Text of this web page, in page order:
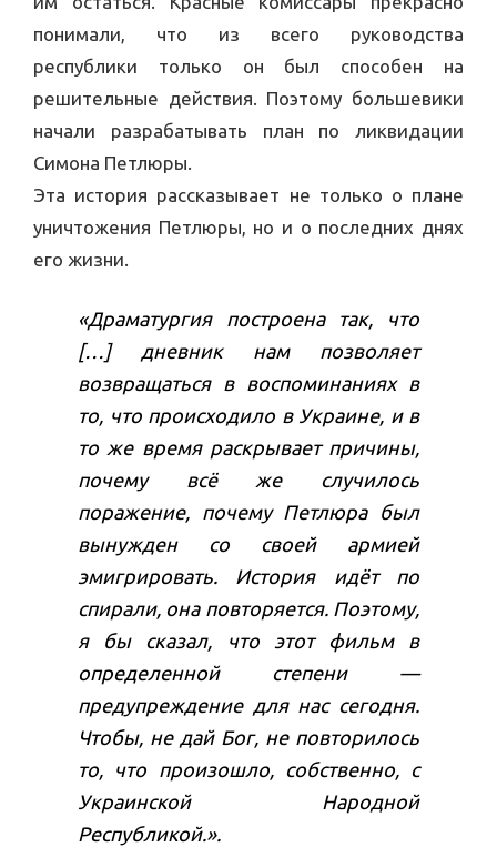
понимали, что из всего руководства
республики только он был способен на
решительные действия. Поэтому большевики
начали разрабатывать план по ликвидации
Симона Петлюры.
Эта история рассказывает не только о плане
уничтожения Петлюры, но и о последних днях
его жизни.
«Драматургия построена так, что
[…] дневник нам позволяет
возвращаться в воспоминаниях в
то, что происходило в Украине, и в
то же время раскрывает причины,
почему всё же случилось
поражение, почему Петлюра был
вынужден со своей армией
эмигрировать. История идёт по
спирали, она повторяется. Поэтому,
я бы сказал, что этот фильм в
определенной степени —
предупреждение для нас сегодня.
Чтобы, не дай Бог, не повторилось
то, что произошло, собственно, с
Украинской Народной
Республикой.».